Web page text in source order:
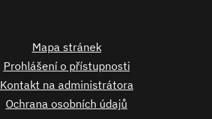
Mapa stránek
Prohlášení o přístupnosti
Kontakt na administrátora
Ochrana osobních údajů